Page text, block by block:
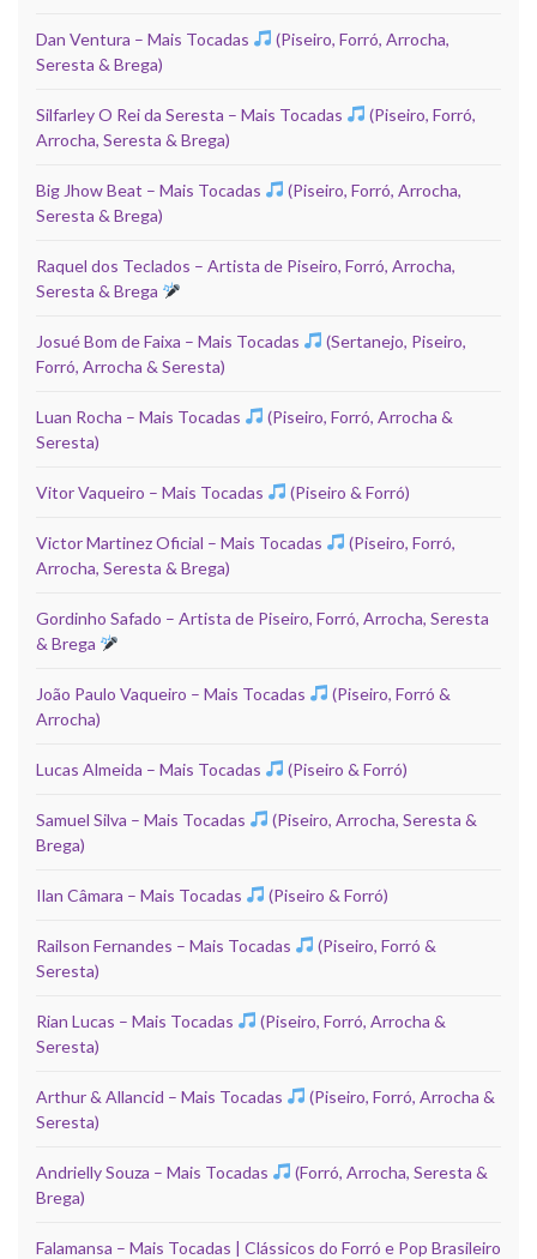
Dan Ventura – Mais Tocadas
(Piseiro, Forró, Arrocha,
Seresta & Brega)
Silfarley O Rei da Seresta – Mais Tocadas
(Piseiro, Forró,
Arrocha, Seresta & Brega)
Big Jhow Beat – Mais Tocadas
(Piseiro, Forró, Arrocha,
Seresta & Brega)
Raquel dos Teclados – Artista de Piseiro, Forró, Arrocha,
Seresta & Brega
Josué Bom de Faixa – Mais Tocadas
(Sertanejo, Piseiro,
Forró, Arrocha & Seresta)
Luan Rocha – Mais Tocadas
(Piseiro, Forró, Arrocha &
Seresta)
Vitor Vaqueiro – Mais Tocadas (Piseiro & Forró)
Victor Martinez Oficial – Mais Tocadas
(Piseiro, Forró,
Arrocha, Seresta & Brega)
Gordinho Safado – Artista de Piseiro, Forró, Arrocha, Seresta
& Brega
João Paulo Vaqueiro – Mais Tocadas
(Piseiro, Forró &
Arrocha)
Lucas Almeida – Mais Tocadas (Piseiro & Forró)
Samuel Silva – Mais Tocadas
(Piseiro, Arrocha, Seresta &
Brega)
Ilan Câmara – Mais Tocadas (Piseiro & Forró)
Railson Fernandes – Mais Tocadas
(Piseiro, Forró &
Seresta)
Rian Lucas – Mais Tocadas
(Piseiro, Forró, Arrocha &
Seresta)
Arthur & Allancid – Mais Tocadas
(Piseiro, Forró, Arrocha &
Seresta)
Andrielly Souza – Mais Tocadas
(Forró, Arrocha, Seresta &
Brega)
Falamansa – Mais Tocadas | Clássicos do Forró e Pop Brasileiro